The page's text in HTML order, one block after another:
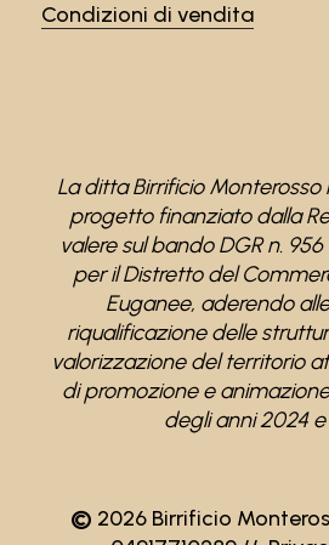
Condizioni di vendita
La ditta Birrificio
progetto finanziato dalla
valere sul bando DGR n.
per il Distretto del
Euganee, aderendo
riqualificazione delle
valorizzazione del territorio
di promozione e
degli anni 2024
© 2026Birrificio